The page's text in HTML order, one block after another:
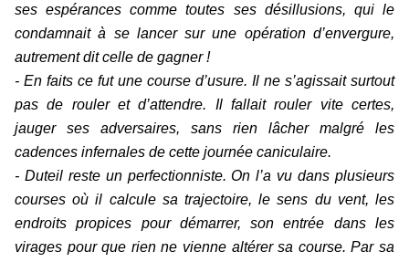
ses espérances comme toutes ses désillusions, qui le
condamnait à se lancer sur une opération d’envergure,
autrement dit celle de gagner !
- En faits ce fut une course d’usure. Il ne s’agissait surtout
pas de rouler et d’attendre. Il fallait rouler vite certes,
jauger ses adversaires, sans rien lâcher malgré les
cadences infernales de cette journée caniculaire.
- Duteil reste un perfectionniste. On l’a vu dans plusieurs
courses où il calcule sa trajectoire, le sens du vent, les
endroits propices pour démarrer, son entrée dans les
virages pour que rien ne vienne altérer sa course. Par sa